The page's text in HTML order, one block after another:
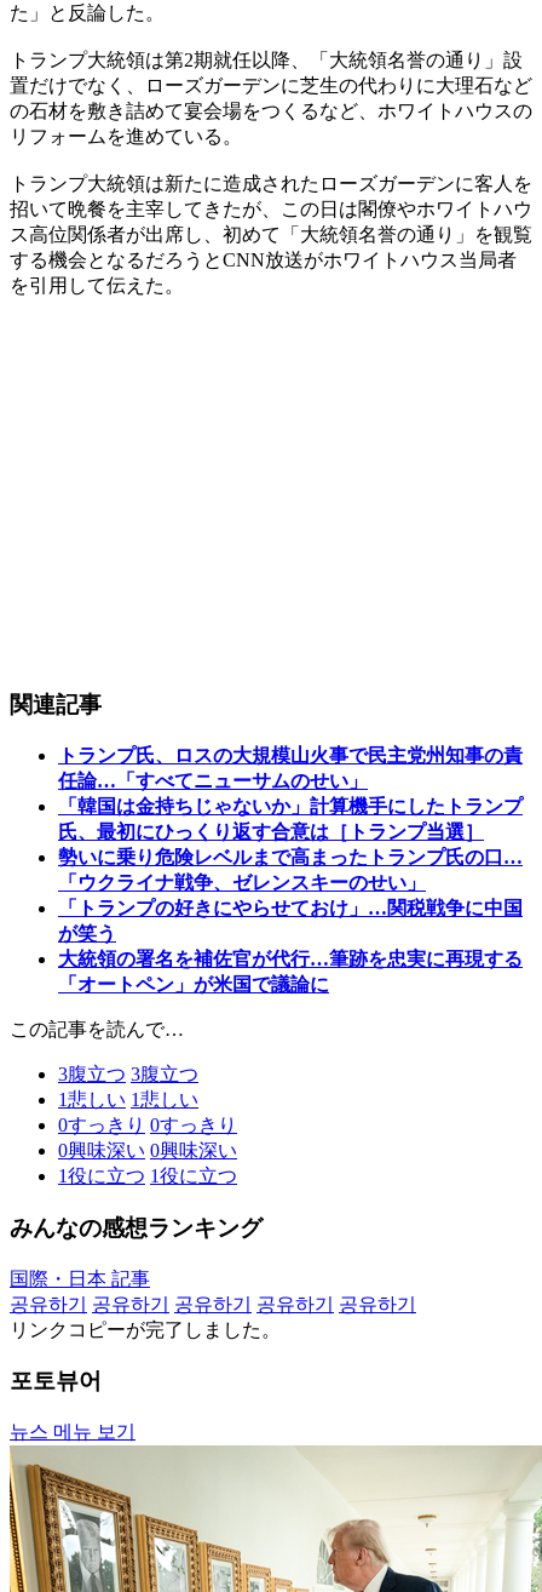
た」と反論した。
トランプ大統領は第2期就任以降、「大統領名誉の通り」設
置だけでなく、ローズガーデンに芝生の代わりに大理石など
の石材を敷き詰めて宴会場をつくるなど、ホワイトハウスの
リフォームを進めている。
トランプ大統領は新たに造成されたローズガーデンに客人を
招いて晩餐を主宰してきたが、この日は閣僚やホワイトハウ
ス高位関係者が出席し、初めて「大統領名誉の通り」を観覧
する機会となるだろうとCNN放送がホワイトハウス当局者
を引用して伝えた。
関連記事
トランプ氏、ロスの大規模山火事で民主党州知事の責
任論…「すべてニューサムのせい」
「韓国は金持ちじゃないか」計算機手にしたトランプ
氏、最初にひっくり返す合意は［トランプ当選］
勢いに乗り危険レベルまで高まったトランプ氏の口…
「ウクライナ戦争、ゼレンスキーのせい」
「トランプの好きにやらせておけ」…関税戦争に中国
が笑う
大統領の署名を補佐官が代行…筆跡を忠実に再現する
「オートペン」が米国で議論に
この記事を読んで…
3腹立つ 3腹立つ
1悲しい 1悲しい
0すっきり 0すっきり
0興味深い 0興味深い
1役に立つ 1役に立つ
みんなの感想ランキング
国際・日本 記事
공유하기
공유하기 공유하기 공유하기
공유하기
リンクコピーが完了しました。
포토뷰어
뉴스 메뉴 보기